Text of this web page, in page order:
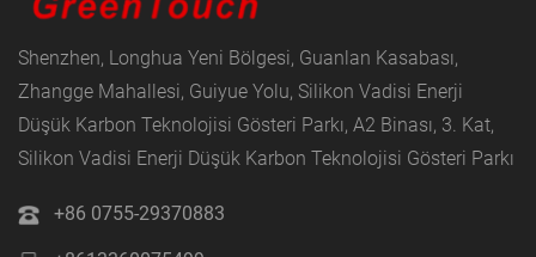
Shenzhen, Longhua Yeni Bölgesi, Guanlan Kasabası,
Zhangge Mahallesi, Guiyue Yolu, Silikon Vadisi Enerji
Düşük Karbon Teknolojisi Gösteri Parkı, A2 Binası, 3. Kat,
Silikon Vadisi Enerji Düşük Karbon Teknolojisi Gösteri Parkı
+86 0755-29370883